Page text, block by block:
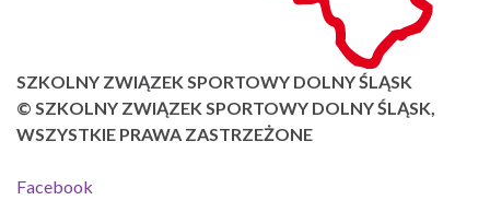
SZKOLNY ZWIĄZEK SPORTOWY DOLNY ŚLĄSK
© SZKOLNY ZWIĄZEK SPORTOWY DOLNY ŚLĄSK,
WSZYSTKIE PRAWA ZASTRZEŻONE
Facebook